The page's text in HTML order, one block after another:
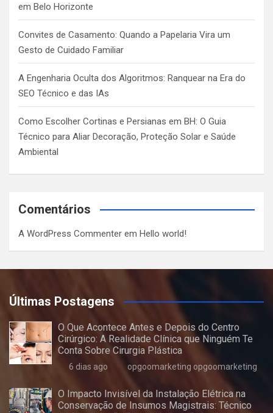
em Belo Horizonte
Convites de Casamento: Quando a Papelaria Vira um
Gesto de Cuidado Familiar
A Engenharia Oculta dos Algoritmos: Ranquear na Era do
SEO Técnico e das IAs
Como Escolher Cortinas e Persianas em BH: O Guia
Técnico para Aliar Decoração, Proteção Solar e Saúde
Ambiental
Comentários
A WordPress Commenter em Hello world!
Últimas Postagens
O Que Acontece Antes e Depois do Centro
Cirúrgico: A Realidade Clínica que Ninguém Te
Conta Sobre Cirurgia Plástica
6 dias ago opgoomarketing opgoomarketing
O Impacto Invisível da Instalação Elétrica na
Conservação de Insumos Magistrais: Técnico